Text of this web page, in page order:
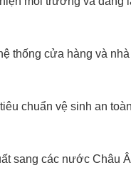
thống cửa hàng và
chuẩn vệ sinh an
sang các nước Châu